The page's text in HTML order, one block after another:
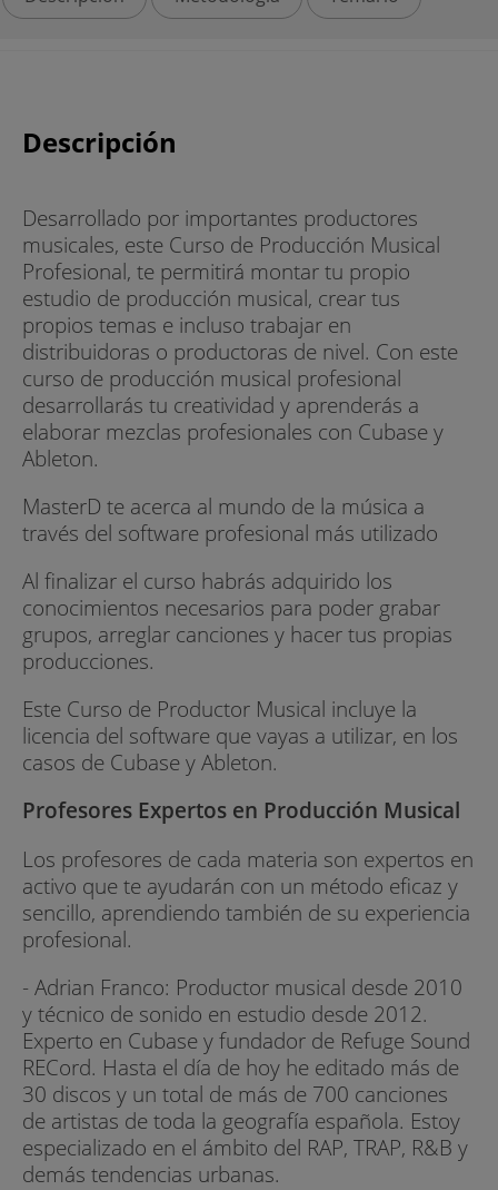
Descripción
Desarrollado por importantes productores
musicales, este Curso de Producción Musical
Profesional, te permitirá montar tu propio
estudio de producción musical, crear tus
propios temas e incluso trabajar en
distribuidoras o productoras de nivel. Con este
curso de producción musical profesional
desarrollarás tu creatividad y aprenderás a
elaborar mezclas profesionales con Cubase y
Ableton.
MasterD te acerca al mundo de la música a
través del software profesional más utilizado
Al finalizar el curso habrás adquirido los
conocimientos necesarios para poder grabar
grupos, arreglar canciones y hacer tus propias
producciones.
Este Curso de Productor Musical incluye la
licencia del software que vayas a utilizar, en los
casos de Cubase y Ableton.
Profesores Expertos en Producción Musical
Los profesores de cada materia son expertos en
activo que te ayudarán con un método eficaz y
sencillo, aprendiendo también de su experiencia
profesional.
- Adrian Franco: Productor musical desde 2010
y técnico de sonido en estudio desde 2012.
Experto en Cubase y fundador de Refuge Sound
RECord. Hasta el día de hoy he editado más de
30 discos y un total de más de 700 canciones
de artistas de toda la geografía española. Estoy
especializado en el ámbito del RAP, TRAP, R&B y
demás tendencias urbanas.